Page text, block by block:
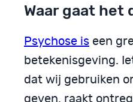
Waar gaat het
Psychose is een
betekenisgeving.
dat wij gebruiken
geven, raakt